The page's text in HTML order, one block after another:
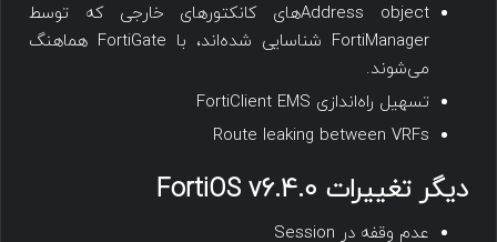
Address objectهای کانکتورهای خارجی که توسط
FortiManager شناسایی شده‌اند، با FortiGate هماهنگ
می‌شوند.
تسهیل راه‌اندازی FortiClient EMS
Route leaking between VRFs
دیگر تغییرات FortiOS v6.4.0
عدم وقفه در Session